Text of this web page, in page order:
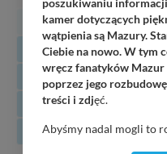
3
4 5
10
11 12
17
18 19
24
25
31
poszukiwaniu
kamer dotyczących
wątpienia są Mazury.
Ciebie na nowo. W tym
wręcz fanatyków
poprzez jego
treści i zdjęć.
Abyśmy nadal mogli to